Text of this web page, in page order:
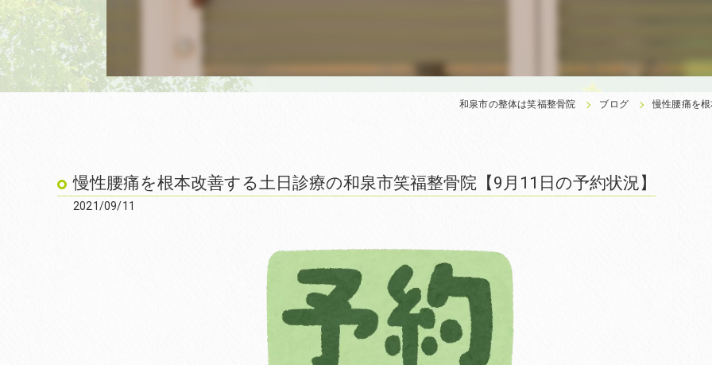
和泉市の整体は笑福整骨院 ブログ 慢性腰痛を
慢性腰痛を根本改善する土日診療の和泉市笑福整骨院【9月11日の予約状況】
2021/09/11